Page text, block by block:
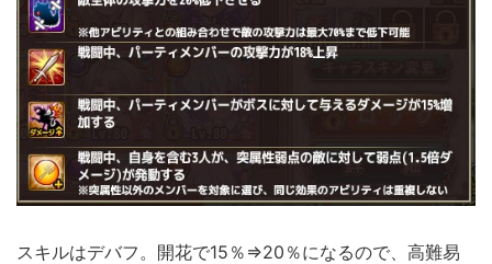
スキルはデバフ。開花で15％⇒20％になるので、高難易